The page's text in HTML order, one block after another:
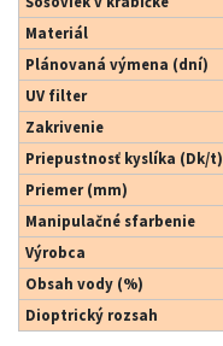
Materiál
Plánovaná výmena (dní)
UV filter
Zakrivenie
Priepustnosť kyslíka (Dk/t)
Priemer (mm)
Manipulačné sfarbenie
Výrobca
Obsah vody (%)
Dioptrický rozsah